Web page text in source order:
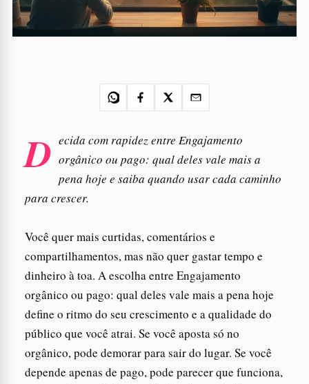
D ecida com rapidez entre Engajamento
orgânico ou pago: qual deles vale mais a
pena hoje e saiba quando usar cada caminho
para crescer.
Você quer mais curtidas, comentários e
compartilhamentos, mas não quer gastar tempo e
dinheiro à toa. A escolha entre Engajamento
orgânico ou pago: qual deles vale mais a pena hoje
define o ritmo do seu crescimento e a qualidade do
público que você atrai. Se você aposta só no
orgânico, pode demorar para sair do lugar. Se você
depende apenas de pago, pode parecer que funciona,